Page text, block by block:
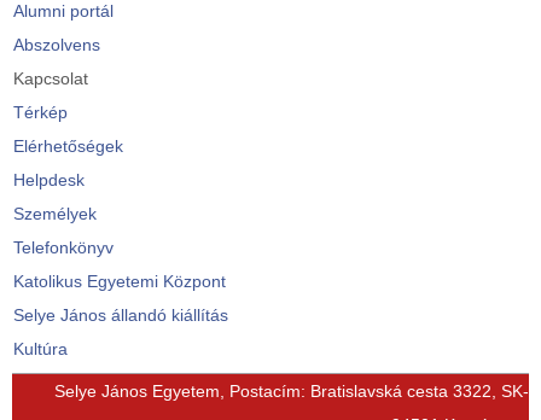
Alumni portál
Abszolvens
Kapcsolat
Térkép
Elérhetőségek
Helpdesk
Személyek
Telefonkönyv
Katolikus Egyetemi Központ
Selye János állandó kiállítás
Kultúra
© FreeJoomla! 3 Modules - by VinaGecko.com
Selye János Egyetem, Postacím: Bratislavská cesta 3322, SK-